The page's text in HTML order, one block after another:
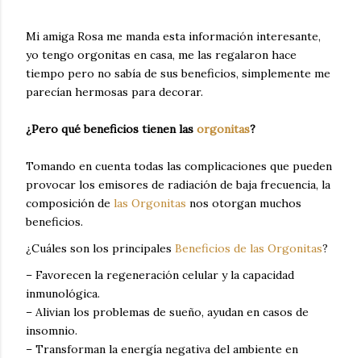
Mi amiga Rosa me manda esta información interesante,
yo tengo orgonitas en casa, me las regalaron hace
tiempo pero no sabía de sus beneficios, simplemente me
parecían hermosas para decorar.
¿Pero qué beneficios tienen las orgonitas?
Tomando en cuenta todas las complicaciones que pueden
provocar los emisores de radiación de baja frecuencia, la
composición de las Orgonitas nos otorgan muchos
beneficios.
¿Cuáles son los principales Beneficios de las Orgonitas?
– Favorecen la regeneración celular y la capacidad
inmunológica.
– Alivian los problemas de sueño, ayudan en casos de
insomnio.
– Transforman la energía negativa del ambiente en